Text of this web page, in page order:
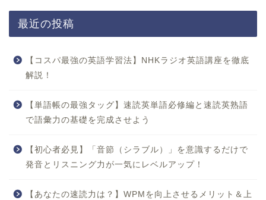
最近の投稿
【コスパ最強の英語学習法】NHKラジオ英語講座を徹底
解説！
【単語帳の最強タッグ】速読英単語必修編と速読英熟語
で語彙力の基礎を完成させよう
【初心者必見】「音節（シラブル）」を意識するだけで
発音とリスニング力が一気にレベルアップ！
【あなたの速読力は？】WPMを向上させるメリット＆上